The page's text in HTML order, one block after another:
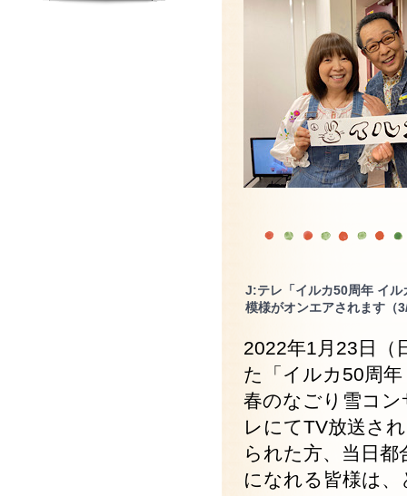
J:テレ「イルカ50周年 イル
模様がオンエアされます（
2022年1月23日（
た「イルカ50周
春のなごり雪コ
レにてTV放送さ
られた方、当日
になれる皆様は